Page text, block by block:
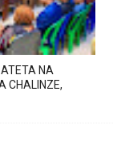
NA
CHALINZE,